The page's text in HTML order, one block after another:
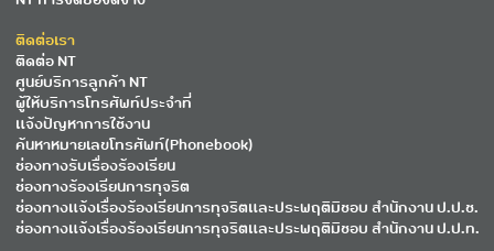
ติดต่อเรา
ติดต่อ NT
ศูนย์บริการลูกค้า NT
ผู้ให้บริการโทรศัพท์ประจำที่
แจ้งปัญหาการใช้งาน
ค้นหาหมายเลขโทรศัพท์(Phonebook)
ช่องทางรับเรื่องร้องเรียน
ช่องทางร้องเรียนการทุจริต
ช่องทางแจ้งเรื่องร้องเรียนการทุจริตและประพฤติมิชอบ สำนักงาน ป.ป.ช.
ช่องทางแจ้งเรื่องร้องเรียนการทุจริตและประพฤติมิชอบ สำนักงาน ป.ป.ท.